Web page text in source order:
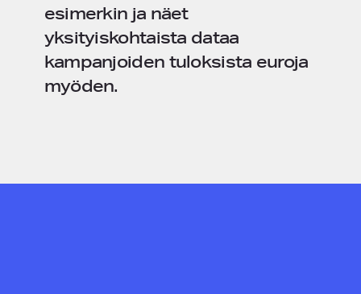
esimerkin ja näet
yksityiskohtaista dataa
kampanjoiden tuloksista euroja
myöden.